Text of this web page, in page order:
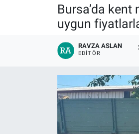
Bursa’da
uygun
RAVZA ASLAN
EDITÖR
Bilim, Teknoloji
KÜLTÜR-SANAT
Bursaspor
Bursa Trafik Yoğunluk
Süper Lig Puan Durumu ve
Tüm Manşetler
Son Dakika Haberleri
Haber Arşivi